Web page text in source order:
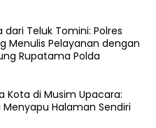
dari Teluk Tomini: Polres
Menulis Pelayanan dengan
Rupatama Polda
Kota di Musim Upacara:
Halaman Sendiri